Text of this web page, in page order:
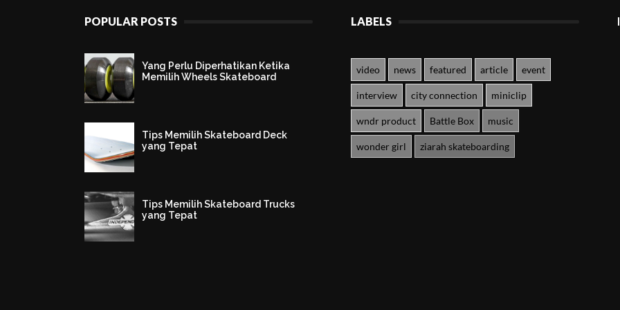
POPULAR POSTS
Yang Perlu Diperhatikan Ketika
Memilih Wheels Skateboard
Tips Memilih Skateboard Deck
yang Tepat
Tips Memilih Skateboard Trucks
yang Tepat
LABELS
video news featured article event
interview city connection miniclip
wndr product Battle Box music
wonder girl ziarah skateboarding